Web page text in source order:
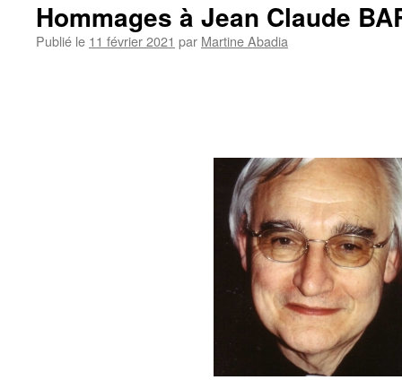
Hommages à Jean Claude
Publié le 11 février 2021 par Martine Abadia